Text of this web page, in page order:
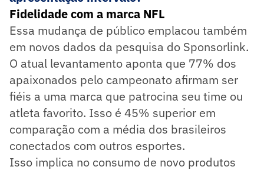
Fidelidade com a marca NFL
Essa mudança de público emplacou também
em novos dados da pesquisa do Sponsorlink.
O atual levantamento aponta que 77% dos
apaixonados pelo campeonato afirmam ser
fiéis a uma marca que patrocina seu time ou
atleta favorito. Isso é 45% superior em
comparação com a média dos brasileiros
conectados com outros esportes.
Isso implica no consumo de novo produtos